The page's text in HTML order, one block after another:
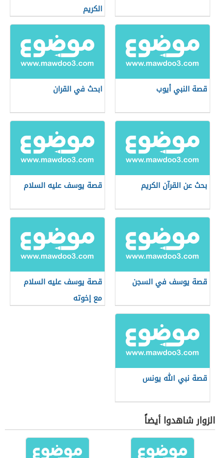
الكريم
قصة النبي أيوب ابحث في القران
بحث عن القرآن الكريم قصة يوسف عليه السلام
قصة يوسف في السجن
قصة يوسف عليه السلام
مع إخوته
قصة نبي الله يونس
الزوار شاهدوا أيضاً